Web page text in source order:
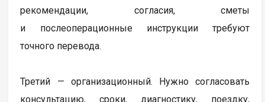
рекомендации, согласия, сметы
и послеоперационные инструкции требуют
точного перевода.
Третий — организационный. Нужно согласовать
консультацию, сроки, диагностику, поездку,